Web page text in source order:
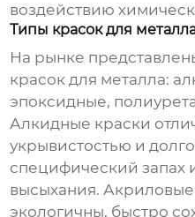
воздействию
Типы красок для
На рынке
красок для металла:
эпоксидные,
Алкидные краски
укрывистостью и
специфический запах
высыхания.
экологичны, быстро